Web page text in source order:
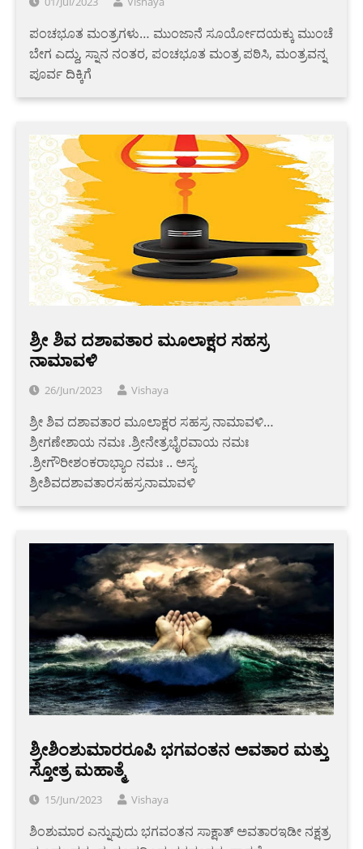
ಪಂಚಭೂತ ಮಂತ್ರಗಳು… ಮುಂಜಾನೆ ಸೂರ್ಯೋದಯಕ್ಕು ಮುಂಚೆ
ಬೇಗ ಎದ್ದು, ಸ್ನಾನ ನಂತರ, ಪಂಚಭೂತ ಮಂತ್ರ ಪಠಿಸಿ, ಮಂತ್ರವನ್ನ
ಪೂರ್ವ ದಿಕ್ಕಿಗೆ
ಶ್ರೀ ಶಿವ ದಶಾವತಾರ ಮೂಲಾಕ್ಷರ ಸಹಸ್ರ
ನಾಮಾವಳಿ
26/Jun/2023 Vishaya
ಶ್ರೀ ಶಿವ ದಶಾವತಾರ ಮೂಲಾಕ್ಷರ ಸಹಸ್ರ ನಾಮಾವಳಿ…
ಶ್ರೀಗಣೇಶಾಯ ನಮಃ .ಶ್ರೀನೇತ್ರಭೈರವಾಯ ನಮಃ
.ಶ್ರೀಗೌರೀಶಂಕರಾಭ್ಯಾಂ ನಮಃ .. ಅಸ್ಯ
ಶ್ರೀಶಿವದಶಾವತಾರಸಹಸ್ರನಾಮಾವಳಿ
ಶ್ರೀಶಿಂಶುಮಾರರೂಪಿ ಭಗವಂತನ ಅವತಾರ ಮತ್ತು
ಸ್ತೋತ್ರ ಮಹಾತ್ಮೆ
15/Jun/2023 Vishaya
ಶಿಂಶುಮಾರ ಎನ್ನುವುದು ಭಗವಂತನ ಸಾಕ್ಷಾತ್ ಅವತಾರಇಡೀ ನಕ್ಷತ್ರ